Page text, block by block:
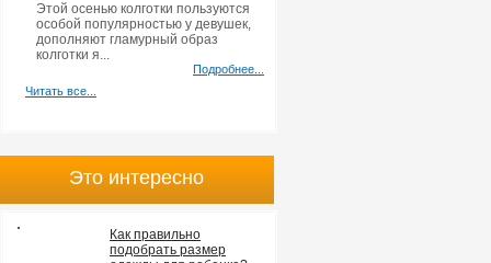
Этой осенью колготки пользуются
особой популярностью у девушек,
дополняют гламурный образ
колготки я...
Подробнее...
Читать все...
Это интересно
Как правильно
подобрать размер